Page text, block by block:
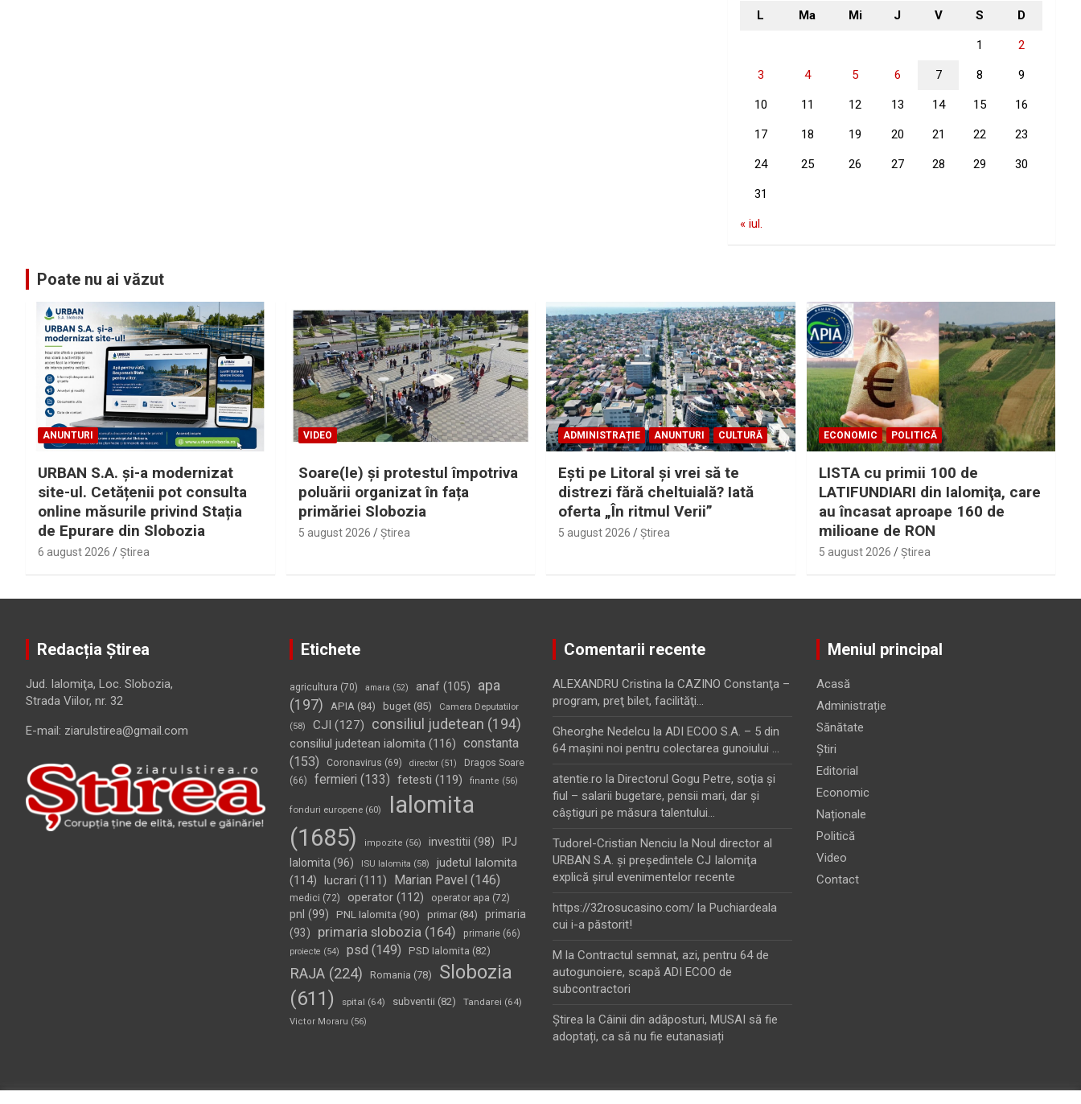
L Ma Mi J V S D
1 2
3 4 5 6 7 8 9
10 11 12 13 14 15 16
17 18 19 20 21 22 23
24 25 26 27 28 29 30
31
« iul.
Poate nu ai văzut
ANUNTURI
URBAN S.A. și-a modernizat
site-ul. Cetățenii pot consulta
online măsurile privind Stația
de Epurare din Slobozia
6 august 2026 Ştirea
VIDEO
Soare(le) și protestul împotriva
poluării organizat în fața
primăriei Slobozia
5 august 2026 Ştirea
ADMINISTRAȚIE ANUNTURI CULTURĂ
Eşti pe Litoral şi vrei să te
distrezi fără cheltuială? Iată
oferta „În ritmul Verii”
5 august 2026 Ştirea
ECONOMIC POLITICĂ
LISTA cu primii 100 de
LATIFUNDIARI din Ialomiţa, care
au încasat aproape 160 de
milioane de RON
5 august 2026 Ştirea
Redacția Știrea
Jud. Ialomiţa, Loc. Slobozia,
Strada Viilor, nr. 32
E-mail: ziarulstirea@gmail.com
Etichete
agricultura (70) amara (52) anaf(105)
apa
(197)
APIA(84) buget(85)
Camera Deputatilor
(58)
CJI (127) consiliul judetean (194)
consiliul judetean ialomita(116) constanta
(153)
Coronavirus (69) director(51)
Dragos Soare
(66)
fermieri (133) fetesti (119) finante (56)
fonduri europene(60)
Ialomita
(1685)
impozite (56) investitii (98)
IPJ
Ialomita (96) ISU Ialomita (58)
judetul Ialomita
(114) lucrari (111) Marian Pavel (146)
medici (72) operator(112) operator apa (72)
pnl (99) PNL Ialomita (90) primar(84)
primaria
(93)
primaria slobozia(164) primarie(66)
proiecte (54) psd (149) PSD Ialomita (82)
RAJA(224) Romania (78)
Slobozia
(611)
spital (64) subventii (82) Tandarei (64)
Victor Moraru (56)
Comentarii recente
ALEXANDRU Cristina la CAZINO Constanţa –
program, preţ bilet, facilităţi…
Gheorghe Nedelcu la ADI ECOO S.A. – 5 din
64 maşini noi pentru colectarea gunoiului …
atentie.ro la Directorul Gogu Petre, soţia şi
fiul – salarii bugetare, pensii mari, dar şi
câştiguri pe măsura talentului…
Tudorel-Cristian Nenciu la Noul director al
URBAN S.A. şi preşedintele CJ Ialomiţa
explică şirul evenimentelor recente
https://32rosucasino.com/ la Puchiardeala
cui i-a păstorit!
M la Contractul semnat, azi, pentru 64 de
autogunoiere, scapă ADI ECOO de
subcontractori
Ştirea la Câinii din adăposturi, MUSAI să fie
adoptați, ca să nu fie eutanasiați
Meniul principal
Acasă
Administrație
Sănătate
Știri
Editorial
Economic
Naționale
Politică
Video
Contact